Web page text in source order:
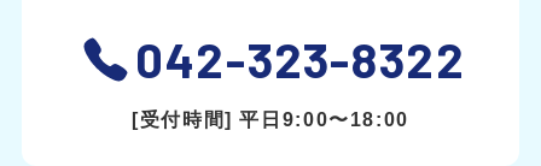
042-323-8322
[受付時間] 平日9:00〜18:00